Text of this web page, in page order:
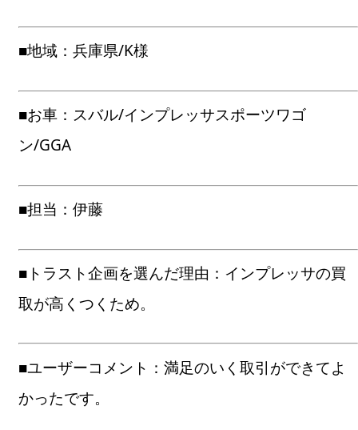
■地域：兵庫県/K様
■お車：スバル/インプレッサスポーツワゴ
ン/GGA
■担当：伊藤
■トラスト企画を選んだ理由：インプレッサの買
取が高くつくため。
■ユーザーコメント：満足のいく取引ができてよ
かったです。